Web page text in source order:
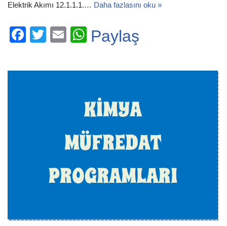
Elektrik Akımı 12.1.1.1.… Daha fazlasını oku »
F
c
T
tt
E
ail
W
at
A
p
p
Paylaş